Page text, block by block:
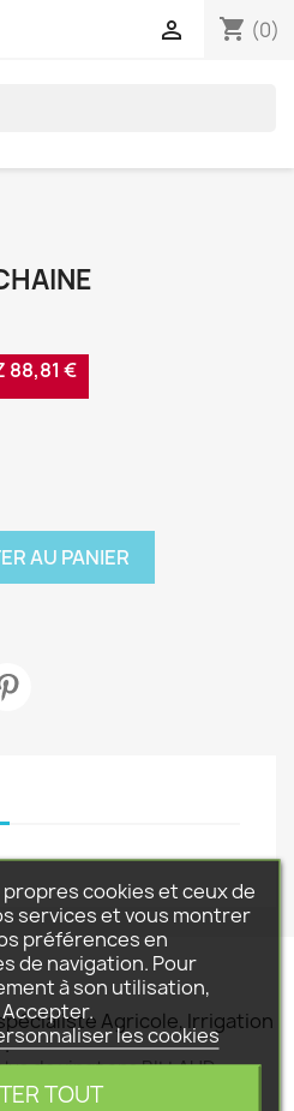
shopping_cart (0)

88,81 €
AU PANIER
spécialiste Agricole, Irrigation
de vingt ans BILLAUD
dans tous vos projets .
cookies et ceux de
services et vous montrer
préférences en
de navigation. Pour
à son utilisation,
les cookies
TOUT